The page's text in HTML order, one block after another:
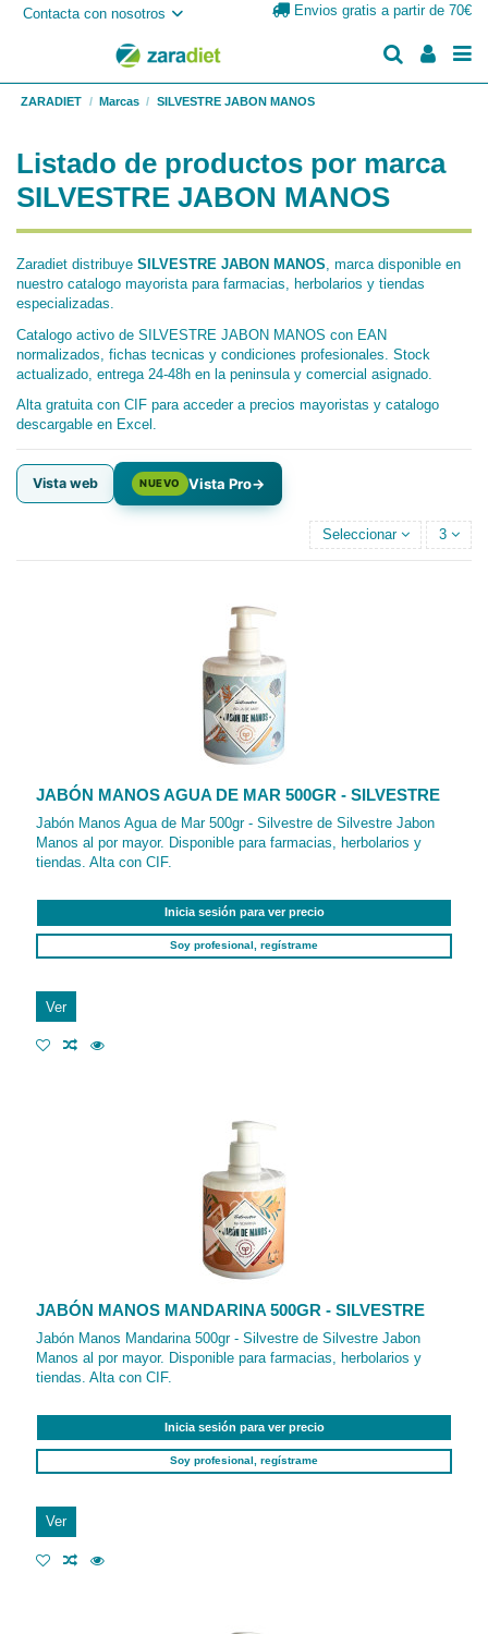
Contacta con nosotros Envios gratis a partir de 70€
ZARADIET Marcas SILVESTRE JABON MANOS
Listado de productos por marca
SILVESTRE JABON MANOS
Zaradiet distribuye SILVESTRE JABON MANOS, marca disponible en
nuestro catalogo mayorista para farmacias, herbolarios y tiendas
especializadas.
Catalogo activo de SILVESTRE JABON MANOS con EAN
normalizados, fichas tecnicas y condiciones profesionales. Stock
actualizado, entrega 24-48h en la peninsula y comercial asignado.
Alta gratuita con CIF para acceder a precios mayoristas y catalogo
descargable en Excel.
Vista web NUEVO Vista Pro→
Seleccionar 3
JABÓN MANOS AGUA DE MAR 500GR - SILVESTRE
Jabón Manos Agua de Mar 500gr - Silvestre de Silvestre Jabon
Manos al por mayor. Disponible para farmacias, herbolarios y
tiendas. Alta con CIF.
Inicia sesión para ver precio
Soy profesional, regístrame
Ver
JABÓN MANOS MANDARINA 500GR - SILVESTRE
Jabón Manos Mandarina 500gr - Silvestre de Silvestre Jabon
Manos al por mayor. Disponible para farmacias, herbolarios y
tiendas. Alta con CIF.
Inicia sesión para ver precio
Soy profesional, regístrame
Ver